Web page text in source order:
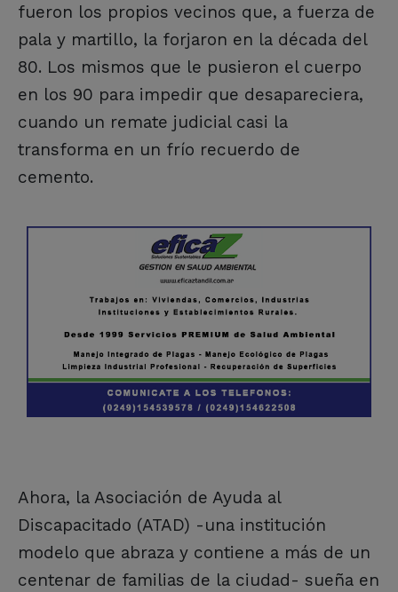
fueron los propios vecinos que, a fuerza de
pala y martillo, la forjaron en la década del
80. Los mismos que le pusieron el cuerpo
en los 90 para impedir que desapareciera,
cuando un remate judicial casi la
transforma en un frío recuerdo de
cemento.
Ahora, la Asociación de Ayuda al
Discapacitado (ATAD) -una institución
modelo que abraza y contiene a más de un
centenar de familias de la ciudad- sueña en